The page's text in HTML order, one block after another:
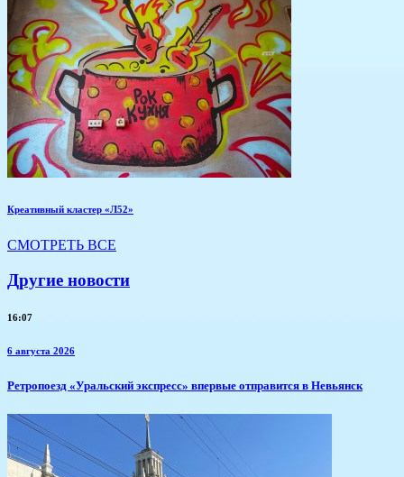
Креативный кластер «Л52»
СМОТРЕТЬ ВСЕ
Другие новости
16:07
6 августа 2026
​Ретропоезд «Уральский экспресс» впервые отправится в Невьянск